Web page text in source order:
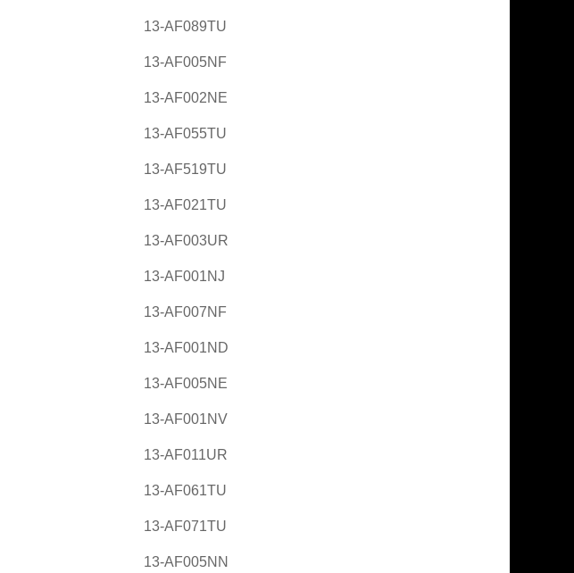
13-AF089TU
13-AF005NF
13-AF002NE
13-AF055TU
13-AF519TU
13-AF021TU
13-AF003UR
13-AF001NJ
13-AF007NF
13-AF001ND
13-AF005NE
13-AF001NV
13-AF011UR
13-AF061TU
13-AF071TU
13-AF005NN